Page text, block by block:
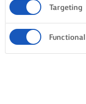
Targeting
Functional